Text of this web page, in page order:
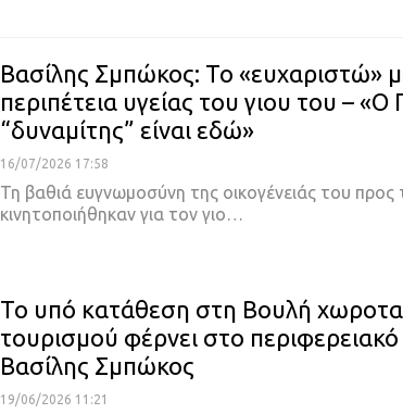
Βασίλης Σμπώκος: Το «ευχαριστώ»
περιπέτεια υγείας του γιου του – «Ο
“δυναμίτης” είναι εδώ»
16/07/2026 17:58
Τη βαθιά ευγνωμοσύνη της οικογένειάς του προς
κινητοποιήθηκαν για τον γιο…
Το υπό κατάθεση στη Βουλή
τουρισμού φέρνει στο
Βασίλης Σμπώκος
19/06/2026 11:21